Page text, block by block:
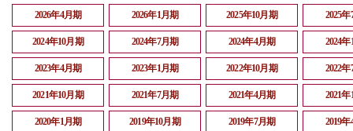
2026年4月期 2026年1月期 2025年10月期 2025
2024年10月期 2024年7月期 2024年4月期 2024
2023年4月期 2023年1月期 2022年10月期 2022
2021年10月期 2021年7月期 2021年4月期 2021
2020年1月期 2019年10月期 2019年7月期 2019